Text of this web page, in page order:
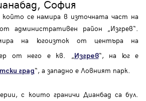
София
който се намира в източната част на
административен район „Изгрев“.
на югоизток от центъра на
от него е кв. „Изгрев“, на юг е
град“, а западно е Ловният парк.
с които граничи Дианбад са бул.